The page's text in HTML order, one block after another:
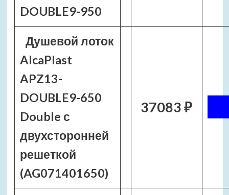
DOUBLE9-950
Душевой лоток
AlcaPlast
APZ13-
DOUBLE9-650
Double с
двухсторонней
решеткой
(AG071401650)
37083 ₽